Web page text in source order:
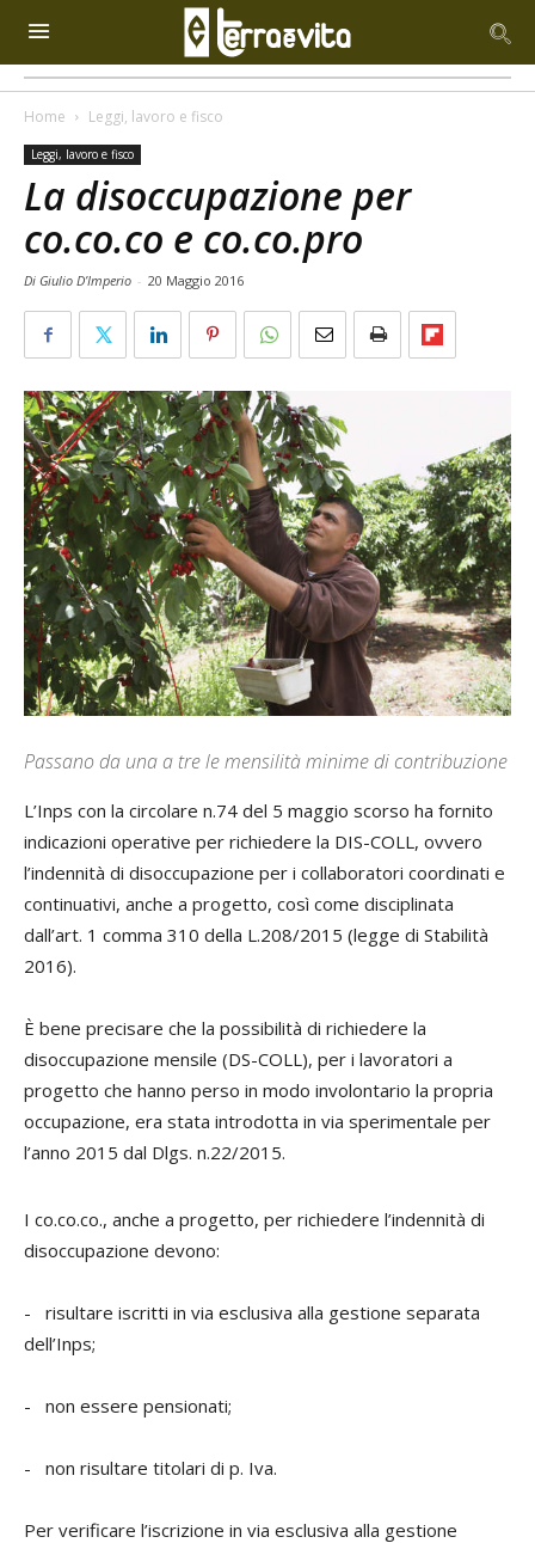
Home Leggi, lavoro e fisco
Leggi, lavoro e fisco
La disoccupazione per
co.co.co e co.co.pro
Di Giulio D’Imperio - 20 Maggio 2016
Passano da una a tre le mensilità minime di contribuzione
L’Inps con la circolare n.74 del 5 maggio scorso ha fornito
indicazioni operative per richiedere la DIS-COLL, ovvero
l’indennità di disoccupazione per i collaboratori coordinati e
continuativi, anche a progetto, così come disciplinata
dall’art. 1 comma 310 della L.208/2015 (legge di Stabilità
2016).
È bene precisare che la possibilità di richiedere la
disoccupazione mensile (DS-COLL), per i lavoratori a
progetto che hanno perso in modo involontario la propria
occupazione, era stata introdotta in via sperimentale per
l’anno 2015 dal Dlgs. n.22/2015.
I co.co.co., anche a progetto, per richiedere l’indennità di
disoccupazione devono:
- risultare iscritti in via esclusiva alla gestione separata
dell’Inps;
- non essere pensionati;
- non risultare titolari di p. Iva.
Per verificare l’iscrizione in via esclusiva alla gestione